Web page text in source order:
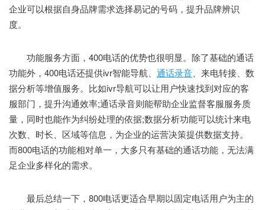
企业可以根据自身品牌需求选择易记的号码，提升品牌辨识
度。
功能服务方面，400电话的优势也很明显。除了基础的通话
功能外，400电话还提供ivr智能导航、 通话录音 、来电转接、数
据分析等增值服务。比如ivr导航可以让用户快速找到对应的客
服部门，提升沟通效率;通话录音则能帮助企业监督客服服务质
量，同时也能作为纠纷处理的依据;数据分析功能可以统计来电
次数、时长、区域等信息，为企业的运营决策提供数据支持。
而800电话的功能相对单一，大多只有基础的通话功能，无法满
足企业多样化的需求。
最后总结一下，800电话更适合早期以固定电话用户为主的